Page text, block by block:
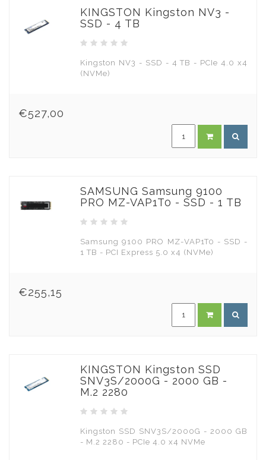
KINGSTON Kingston NV3 -
SSD - 4 TB
Kingston NV3 - SSD - 4 TB - PCIe 4.0 x4
(NVMe)
€527,00
SAMSUNG Samsung 9100
PRO MZ-VAP1T0 - SSD - 1 TB
Samsung 9100 PRO MZ-VAP1T0 - SSD -
1 TB - PCI Express 5.0 x4 (NVMe)
€255,15
KINGSTON Kingston SSD
SNV3S/2000G - 2000 GB -
M.2 2280
Kingston SSD SNV3S/2000G - 2000 GB
- M.2 2280 - PCIe 4.0 x4 NVMe